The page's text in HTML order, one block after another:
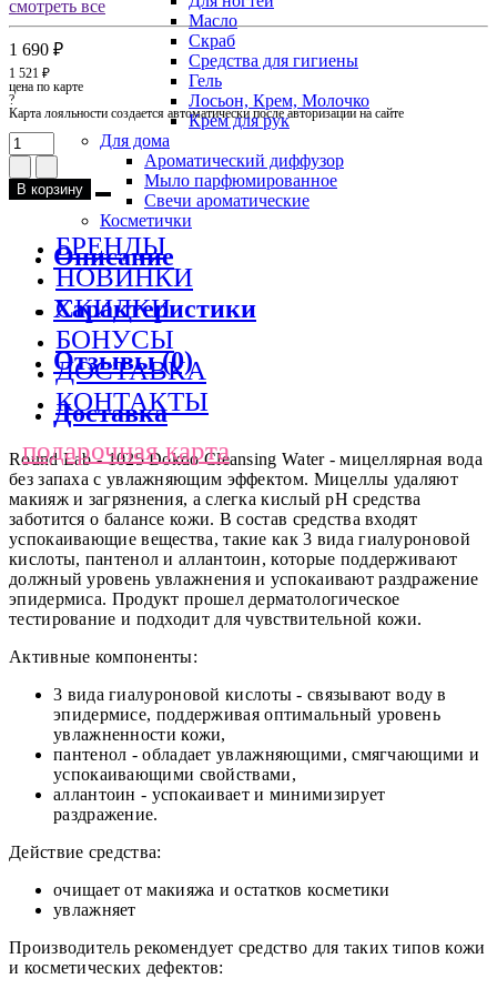
Масло
Скраб
Средства для гигиены
Гель
Лосьон, Крем, Молочко
Крем для рук
Для дома
Ароматический диффузор
Мыло парфюмированное
Свечи ароматические
Косметички
БРЕНДЫ
НОВИНКИ
СКИДКИ
БОНУСЫ
ДОСТАВКА
КОНТАКТЫ
подарочная карта
смотреть все
1 690 ₽
1 521 ₽
цена по карте
?
Карта лояльности создается автоматически после авторизации на сайте
В корзину
Описание
Характеристики
Отзывы (0)
Доставка
Round Lab - 1025 Dokdo Cleansing Water - мицеллярная вода
без запаха с увлажняющим эффектом. Мицеллы удаляют
макияж и загрязнения, а слегка кислый рН средства
заботится о балансе кожи. В состав средства входят
успокаивающие вещества, такие как 3 вида гиалуроновой
кислоты, пантенол и аллантоин, которые поддерживают
должный уровень увлажнения и успокаивают раздражение
эпидермиса. Продукт прошел дерматологическое
тестирование и подходит для чувствительной кожи.
Активные компоненты:
3 вида гиалуроновой кислоты - связывают воду в
эпидермисе, поддерживая оптимальный уровень
увлажненности кожи,
пантенол - обладает увлажняющими, смягчающими и
успокаивающими свойствами,
аллантоин - успокаивает и минимизирует
раздражение.
Действие средства:
очищает от макияжа и остатков косметики
увлажняет
Производитель рекомендует средство для таких типов кожи
и косметических дефектов: